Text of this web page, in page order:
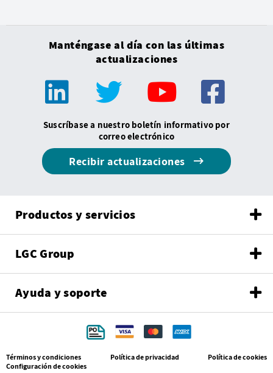
Manténgase al día con las últimas
actualizaciones
Suscríbase a nuestro boletín informativo por
correo electrónico
Recibir actualizaciones
Productos y servicios
LGC Group
Ayuda y soporte
Términos y condiciones Política de privacidad
Política de cookies
Configuración de cookies